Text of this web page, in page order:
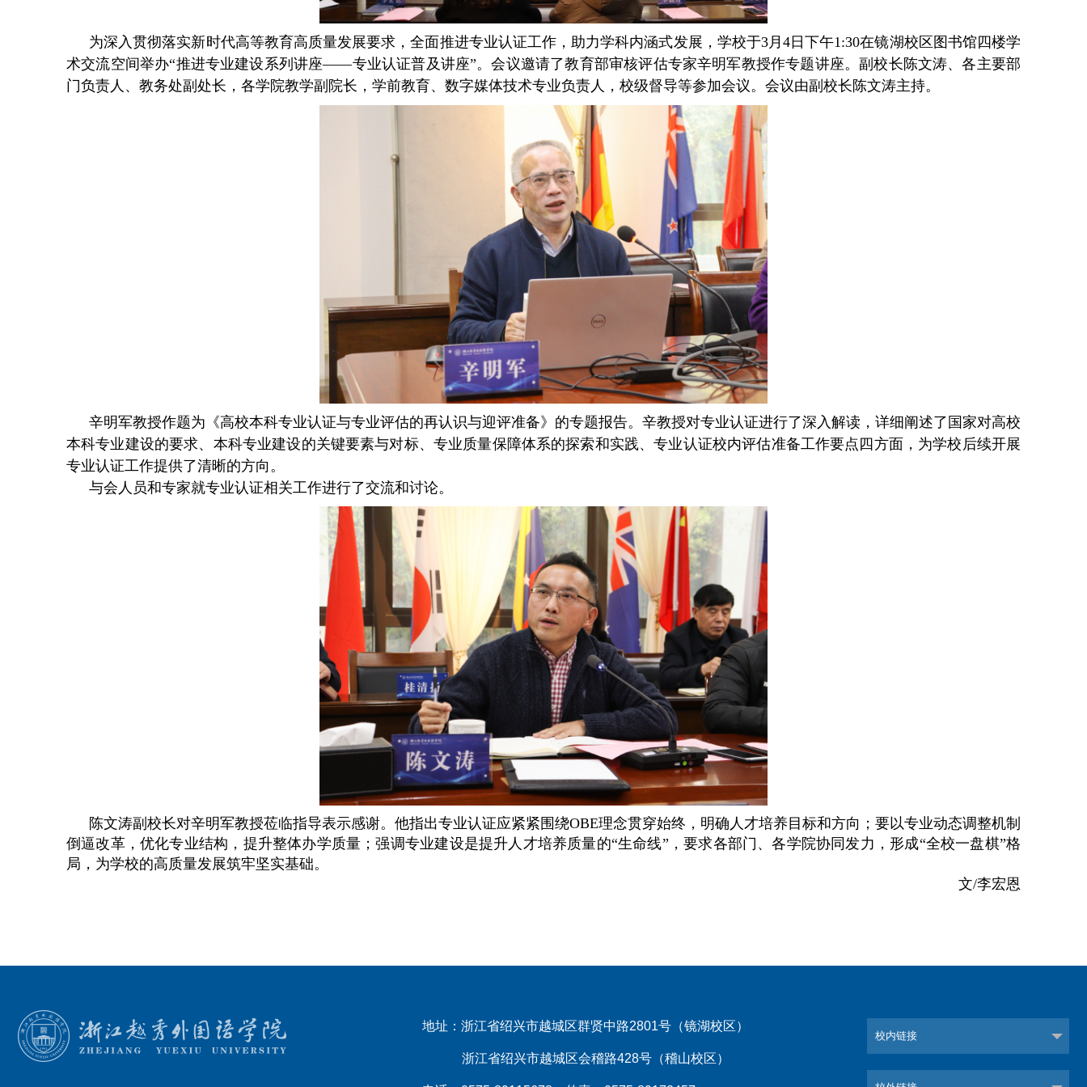
为深入贯彻落实新时代高等教育高质量发展要求，全面推进专业认证工作，助力学科内涵式发展，学校于3月4 日下午1:30在镜湖校区图书馆四楼学
术交流空间举办“推进专业建设系列讲座——专业认证普及讲座”。会议邀请了教育部审核评估专家辛明军教授作专题讲座。副校长陈文涛、各主要部
门负责人、教务处副处长，各学院教学副院长，学前教育、数字媒体技术专业负责人，校级督导等参加会议。会议由副校长陈文涛主持。
辛明军教授作题为《高校本科专业认证与专业评估的再认识与迎评准备》的专题报告。辛教授对专业认证进行了深入解读，详细阐述了国家对高校
本科专业建设的要求、本科专业建设的关键要素与对标、专业质量保障体系的探索和实践、专业认证校内评估准备工作要点四方面，为学校后续开展
专业认证工作提供了清晰的方向。
与会人员和专家就专业认证相关工作进行了交流和讨论。
陈文涛副校长对辛明军教授莅临指导表示感谢。他指出专业认证应紧紧围绕OBE理念贯穿始终，明确人才培养目标和方向；要以专业动态调整机制
倒逼改革，优化专业结构，提升整体办学质量；强调专业建设是提升人才培养质量的“生命线”，要求各部门、各学院协同发力，形成“全校一盘棋”格
局，为学校的高质量发展筑牢坚实基础。
文/李宏恩
校内链接
地址：浙江省绍兴市越城区群贤中路2801号（镜湖校区）
浙江省绍兴市越城区会稽路428号（稽山校区）